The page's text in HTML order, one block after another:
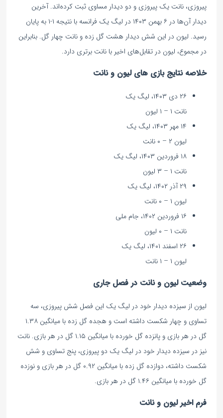
پیروزی، نانت یک پیروزی و دو دیدار مساوی ثبت کرده‌اند. آخرین
دیدار آن‌ها در ۶ بهمن ۱۴۰۳ در لیگ یک فرانسه با نتیجه ۱-۱ به پایان
رسید. لیون در این شش دیدار هشت گل زده و نانت چهار گل. بنابراین
در مجموع، لیون در تقابل‌های اخیر با نانت برتری دارد.
خلاصه نتایج بازی های لیون و نانت
۲۶ دی ۱۴۰۳، لیگ یک
نانت ۱ – ۱ لیون
۱۴ مهر ۱۴۰۳، لیگ یک
لیون ۲ – ۰ نانت
۱۸ فروردین ۱۴۰۳، لیگ یک
نانت ۱ – ۳ لیون
۲۹ آذر ۱۴۰۲، لیگ یک
لیون ۱ – ۰ نانت
۱۶ فروردین ۱۴۰۲، جام ملی
نانت ۱ – ۰ لیون
۲۶ اسفند ۱۴۰۱، لیگ یک
لیون ۱ – ۱ نانت
وضعیت لیون و نانت در فصل جاری
لیون از سیزده دیدار خود در لیگ یک این فصل شش پیروزی، سه
تساوی و چهار شکست داشته است و هجده گل زده با میانگین ۱.۳۸
گل در هر بازی و پانزده گل خورده با میانگین ۱.۱۵ گل در هر بازی. نانت
نیز در سیزده دیدار خود در لیگ یک دو پیروزی، پنج تساوی و شش
شکست داشته، دوازده گل زده با میانگین ۰.۹۲ گل در هر بازی و نوزده
گل خورده با میانگین ۱.۴۶ گل در هر بازی.
فرم اخیر لیون و نانت